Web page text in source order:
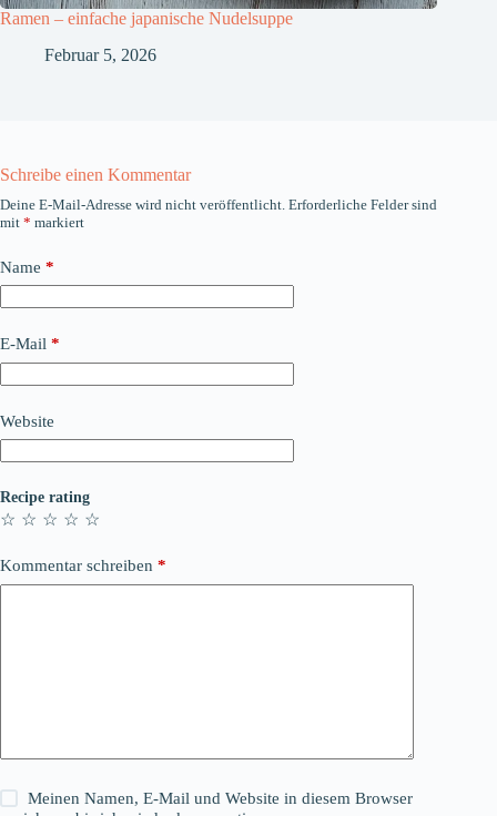
Ramen – einfache japanische Nudelsuppe
Februar 5, 2026
Schreibe einen Kommentar
Deine E-Mail-Adresse wird nicht veröffentlicht. Erforderliche Felder sind
mit * markiert
Name *
E-Mail *
Website
Recipe rating
☆
☆
☆
☆
☆
Kommentar schreiben *
Meinen Namen, E-Mail und Website in diesem Browser